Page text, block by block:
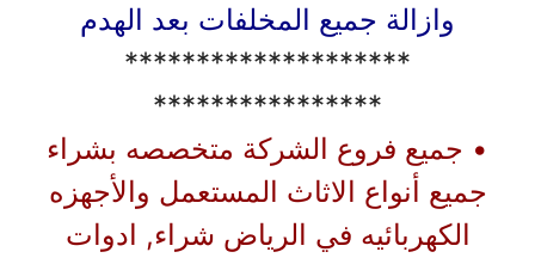
وازالة جميع المخلفات بعد الهدم
********************
****************
• جميع فروع الشركة متخصصه بشراء
جميع أنواع الاثاث المستعمل والأجهزه
الكهربائيه في الرياض شراء, ادوات